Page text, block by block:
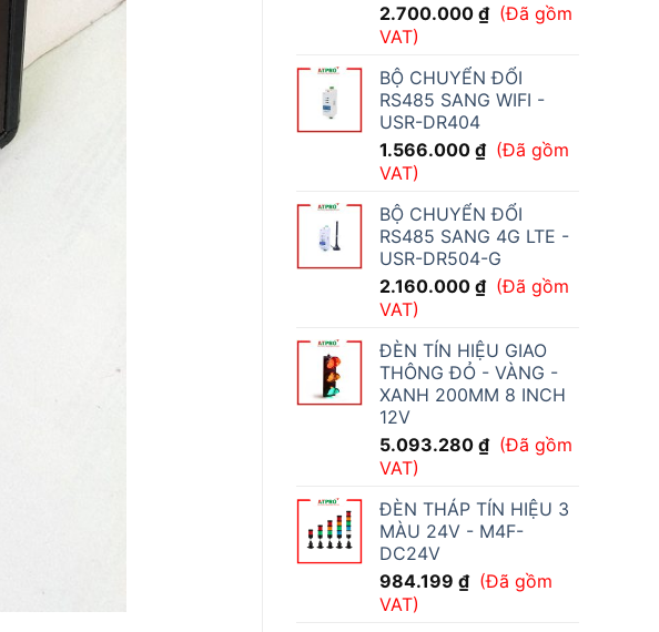
2.700.000 ₫ (Đã gồm
VAT)
BỘ CHUYỂN ĐỔI
RS485 SANG WIFI -
USR-DR404
1.566.000 ₫ (Đã gồm
VAT)
BỘ CHUYỂN ĐỔI
RS485 SANG 4G LTE -
USR-DR504-G
2.160.000 ₫ (Đã gồm
VAT)
ĐÈN TÍN HIỆU GIAO
THÔNG ĐỎ - VÀNG -
XANH 200MM 8 INCH
12V
5.093.280 ₫ (Đã gồm
VAT)
ĐÈN THÁP TÍN HIỆU 3
MÀU 24V - M4F-
DC24V
984.199 ₫ (Đã gồm
VAT)